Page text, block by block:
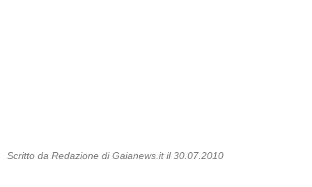
Scritto da Redazione di Gaianews.it il 30.07.2010